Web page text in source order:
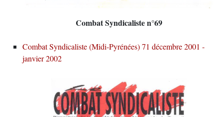
Combat Syndicaliste n°69
Combat Syndicaliste (Midi-Pyrénées) 71 décembre 2001 -
janvier 2002